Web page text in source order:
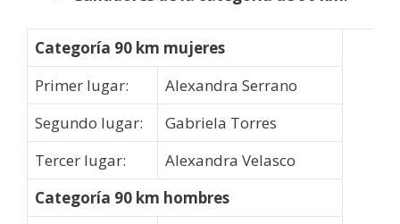
Categoría 90 km mujeres
Primer lugar:
Alexandra Serrano
Segundo lugar:
Gabriela Torres
Tercer lugar:
Alexandra Velasco
Categoría 90 km hombres